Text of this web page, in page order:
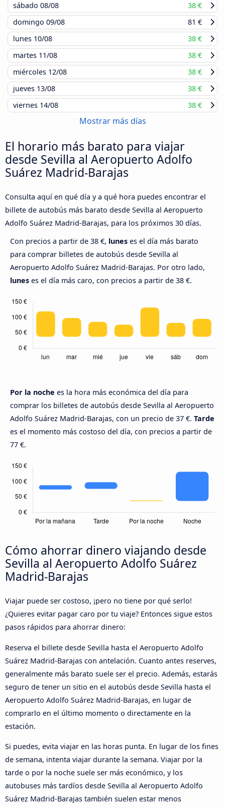
sábado 08/08
38 €
domingo 09/08
81 €
lunes 10/08
38 €
martes 11/08
38 €
miércoles 12/08
38 €
jueves 13/08
38 €
viernes 14/08 38 €
Mostrar más días
El horario más barato para viajar
desde Sevilla al Aeropuerto Adolfo
Suárez Madrid-Barajas
Consulta aquí en qué día y a qué hora puedes encontrar el
billete de autobús más barato desde Sevilla al Aeropuerto
Adolfo Suárez Madrid-Barajas, para los próximos 30 días.
Con precios a partir de 38 €, lunes es el día más barato
para comprar billetes de autobús desde Sevilla al
Aeropuerto Adolfo Suárez Madrid-Barajas. Por otro lado,
lunes es el día más caro, con precios a partir de 38 €.
Por la noche es la hora más económica del día para
comprar los billetes de autobús desde Sevilla al Aeropuerto
Adolfo Suárez Madrid-Barajas, con un precio de 37 €. Tarde
es el momento más costoso del día, con precios a partir de
77 €.
Cómo ahorrar dinero viajando desde
Sevilla al Aeropuerto Adolfo Suárez
Madrid-Barajas
Viajar puede ser costoso, ¡pero no tiene por qué serlo!
¿Quieres evitar pagar caro por tu viaje? Entonces sigue estos
pasos rápidos para ahorrar dinero:
Reserva el billete desde Sevilla hasta el Aeropuerto Adolfo
Suárez Madrid-Barajas con antelación. Cuanto antes reserves,
generalmente más barato suele ser el precio. Además, estarás
seguro de tener un sitio en el autobús desde Sevilla hasta el
Aeropuerto Adolfo Suárez Madrid-Barajas, en lugar de
comprarlo en el último momento o directamente en la
estación.
Si puedes, evita viajar en las horas punta. En lugar de los fines
de semana, intenta viajar durante la semana. Viajar por la
tarde o por la noche suele ser más económico, y los
autobuses más tardíos desde Sevilla al Aeropuerto Adolfo
Suárez Madrid-Barajas también suelen estar menos